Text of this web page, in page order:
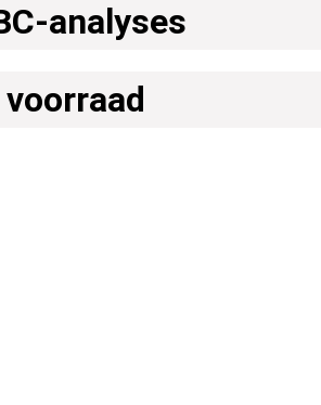
analyses